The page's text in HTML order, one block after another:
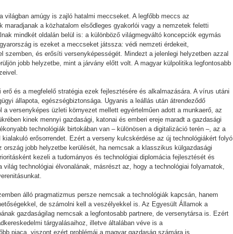
amúgy is zajló hatalmi meccseket. A legfőbb meccs az
a közhatalom elsődleges gyakorlói vagy a nemzetek feletti
mindkét oldalán belül is: a különböző világmegváltó koncepciók egymás
is ezeket a meccseket játssza: védi nemzeti érdekeit,
és erősíti versenyképességét. Mindezt a jelenlegi helyzetben azzal
jobb helyzetbe, mint a járvány előtt volt. A magyar külpolitika legfontosabb
és a megfelelő stratégia ezek fejlesztésére és alkalmazására. A vírus utáni
állapota, egészségbiztonsága. Ugyanis a leállás után átrendeződő
versenyképes üzleti környezet mellett egyértelműen adott a munkaerő, az
kinek mennyi gazdasági, katonai és emberi ereje maradt a gazdasági
technológiák birtokában van – különösen a digitalizáció terén –, az a
erősorrendet. Ezért a verseny kulcskérdése az új technológiákért folyó
jobb helyzetbe kerülését, ha nemcsak a klasszikus külgazdasági
kezeli a tudományos és technológiai diplomácia fejlesztését és
technológiai élvonalának, másrészt az, hogy a technológiai folyamatok,
álló pragmatizmus persze nemcsak a technológiák kapcsán, hanem
de számolni kell a veszélyekkel is. Az Egyesült Államok a
gazdaságilag nemcsak a legfontosabb partnere, de versenytársa is. Ezért
tárgyalásaihoz, illetve általában véve is a
piaca, viszont ezért problémái a magyar gazdaság számára is